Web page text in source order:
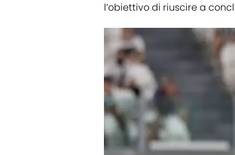
l’obiettivo di riuscire a